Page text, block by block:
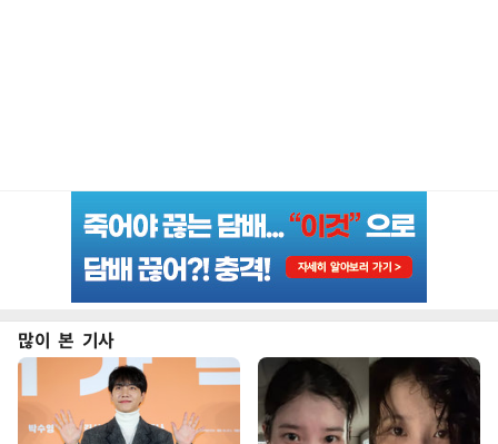
많이 본 기사